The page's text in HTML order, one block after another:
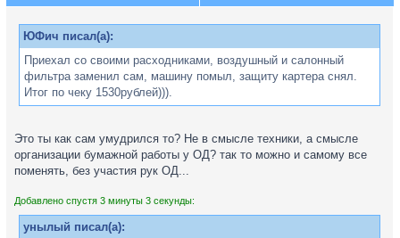
ЮФич писал(а):
Приехал со своими расходниками, воздушный и салонный
фильтра заменил сам, машину помыл, защиту картера снял.
Итог по чеку 1530рублей))).
Это ты как сам умудрился то? Не в смысле техники, а смысле
организации бумажной работы у ОД? так то можно и самому все
поменять, без участия рук ОД...
Добавлено спустя 3 минуты 3 секунды:
унылый писал(а):